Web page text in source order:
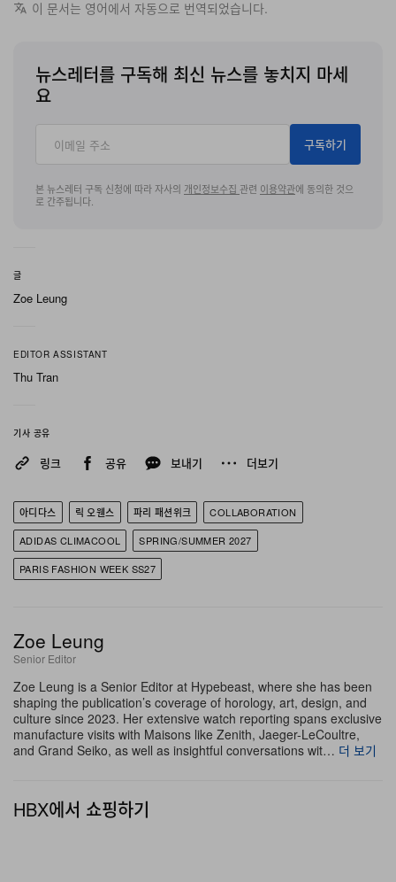
단적 정서를 정면으로 응시했다.
를 가로질러 전진하며, 무장을 택하거나, 단련하거나, 혹은
돌처럼 굳어 버리는 서사를 몸으로 그려냈다. 날카롭게 솟
구친 깃털 같은 속눈썹 익스텐션이 이들의 냉혹한 표정을
한층 극대화했다. 거친 콘크리트 공간과 공명하는 짙은 블
랙, 다크 브라운, 살구빛 베이지의 극단적인 팔레트가 이 본
능적 무드를 더욱 공고히 했다. Owens는 팽창된 실루엣의
니컬한 혁신성과 자신의 아방가르드 미학을 정교하게 균형
이번 컬렉션의 중심에는 극한 환경을 견디도록 설계된 과
adidas x Rick Owens 러닝 슈즈를 공개하고, adidas의
ClimaCool 기술을 적용한 의류를 함께 선보였다. 내부 팬
결합되어, 경기 전 러너의 상체 온도를 떨어뜨리도록 고안
된 퍼스널 쿨링 시스템을 구현한다. 이러한 애슬레틱한 문
법은 폴리‑코튼 저지 소재의 슬림한 조깅 수트, 페티시 무
확장된다.
이번 컬렉션에서 가장 급진적인 선언은 정교한 핸드메이드
라텍스와 구조적인 레그 구성에서 비롯되었다. 파리를 기
반으로 활동하는 러버 디자이너 Matisse Di Maggio는
요하는 수공 파이핑으로 라텍스를 완성했다. 이렇게 섬세
이 문서는 영어에서 자동으로 번역되었습니다.
뉴스레터를 구독해 최신 뉴스를 놓치지 마세
요
구독하기
본 뉴스레터 구독 신청에 따라 자사의 개인정보수집 관련 이용약관에 동의한 것으
로 간주됩니다.
글
Zoe Leung
EDITOR ASSISTANT
Thu Tran
기사 공유
링크 공유 보내기 더보기
아디다스 릭 오웬스 파리 패션위크
COLLABORATION
ADIDAS CLIMACOOL
SPRING/SUMMER 2027
PARIS FASHION WEEK SS27
Zoe Leung
Senior Editor
Zoe Leung is a Senior Editor at Hypebeast, where she has been
shaping the publication’s coverage of horology, art, design, and
culture since 2023. Her extensive watch reporting spans exclusive
manufacture visits with Maisons like Zenith, Jaeger-LeCoultre,
and Grand Seiko, as well as insightful conversations wit… 더 보기
HBX에서 쇼핑하기